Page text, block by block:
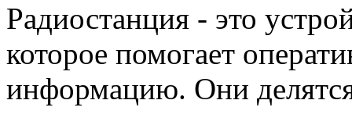
Радиостанция - это
которое помогает
информацию. Они